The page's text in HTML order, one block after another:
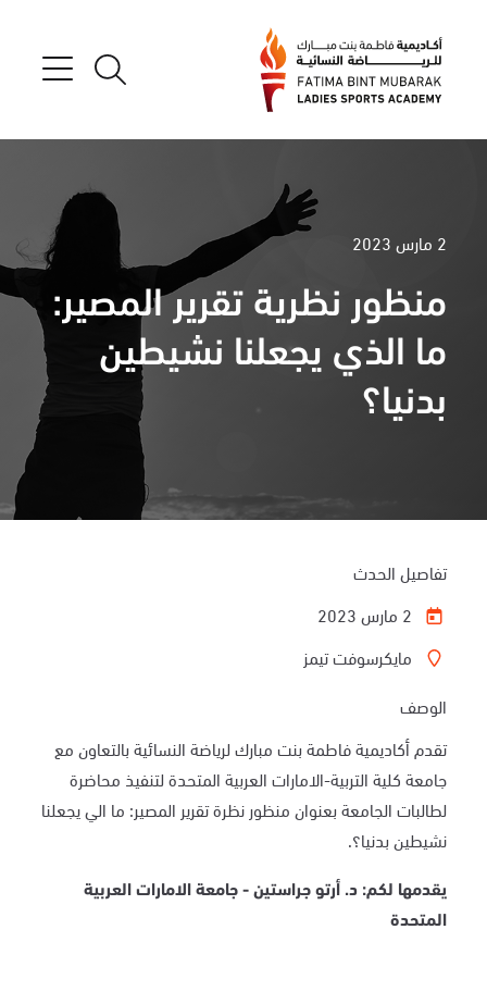
2 مارس 2023
منظور نظرية تقرير المصير:
ما الذي يجعلنا نشيطين
بدنيا؟
تفاصيل الحدث
2 مارس 2023
مايكرسوفت تيمز
الوصف
تقدم أكاديمية فاطمة بنت مبارك لرياضة النسائية بالتعاون مع
جامعة كلية التربية-الامارات العربية المتحدة لتنفيذ محاضرة
لطالبات الجامعة بعنوان منظور نظرة تقرير المصير: ما الي يجعلنا
نشيطين بدنيا؟.
يقدمها لكم: د. أرتو جراستين - جامعة الامارات العربية
المتحدة